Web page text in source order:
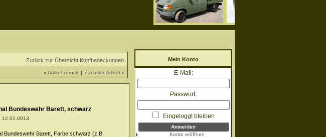
Mein Konto
E-Mail:
Passwort:
Eingeloggt bleiben
Konto eröffnen
Zurück zur Übersicht Kopfbedeckungen
« Artikel zurück | nächster Artikel »
Bundeswehr Barett, schwarz
12.01.0013
Bundeswehr Barett, Farbe schwarz (z.B.